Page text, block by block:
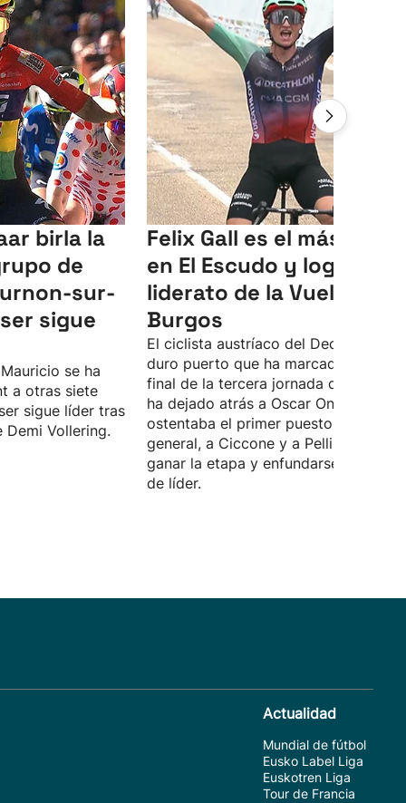
birla la
de
sur-
sigue
se ha
a otras siete
sigue líder tras
Demi Vollering.
Felix Gall es el más
en El Escudo y logra el
liderato de la Vuelta a
Burgos
El ciclista austríaco del Decathlon,
duro puerto que ha marcado el tramo
final de la tercera jornada de la
ha dejado atrás a Oscar Onley, que
ostentaba el primer puesto en la
general, a Ciccone y a Pellizzari, para
ganar la etapa y enfundarse el maillot
de líder.
Actualidad
Mundial de fútbol
Eusko Label Liga
Euskotren Liga
Tour de Francia